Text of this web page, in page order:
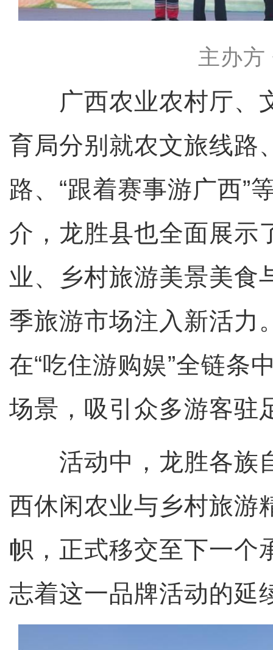
主办方
广西农业农村厅、
育局分别就农文旅线路
路、“跟着赛事游广西”
介，龙胜县也全面展示
业、乡村旅游美景美食
季旅游市场注入新活力
在“吃住游购娱”全链条
场景，吸引众多游客驻
活动中，龙胜各族
西休闲农业与乡村旅游
帜，正式移交至下一个
志着这一品牌活动的延